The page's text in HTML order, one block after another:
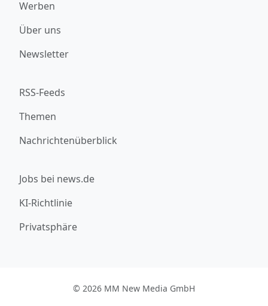
Werben
Über uns
Newsletter
RSS-Feeds
Themen
Nachrichtenüberblick
Jobs bei news.de
KI-Richtlinie
Privatsphäre
© 2026 MM New Media GmbH